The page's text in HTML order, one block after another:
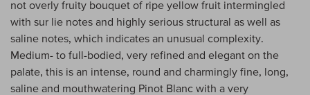
not overly fruity bouquet of ripe yellow fruit intermingled
with sur lie notes and highly serious structural as well as
saline notes, which indicates an unusual complexity.
Medium- to full-bodied, very refined and elegant on the
palate, this is an intense, round and charmingly fine, long,
saline and mouthwatering Pinot Blanc with a very